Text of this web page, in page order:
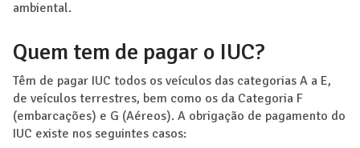
ambiental.
Quem tem de pagar o IUC?
Têm de pagar IUC todos os veículos das categorias A a E,
de veículos terrestres, bem como os da Categoria F
(embarcações) e G (Aéreos). A obrigação de pagamento do
IUC existe nos seguintes casos: